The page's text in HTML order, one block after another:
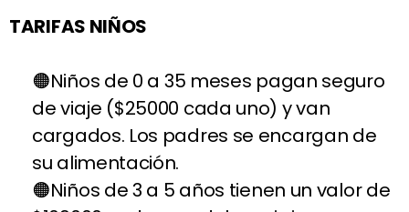
TARIFAS NIÑOS
Niños de 0 a 35 meses pagan seguro
de viaje ($25000 cada uno) y van
cargados. Los padres se encargan de
su alimentación.
Niños de 3 a 5 años tienen un valor de